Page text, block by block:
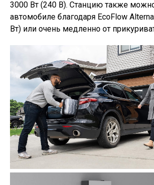
3000 Вт (240 В). Станцию также
автомобиле благодаря EcoFlow
Вт) или очень медленно от